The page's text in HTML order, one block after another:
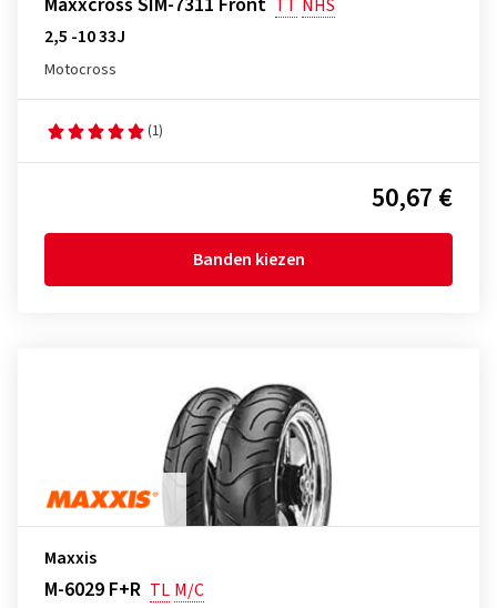
TT NHS
2,5 -10 33J
Motocross
(1)
50,67 €
Banden kiezen
Maxxis
M-6029 F+R TL M/C